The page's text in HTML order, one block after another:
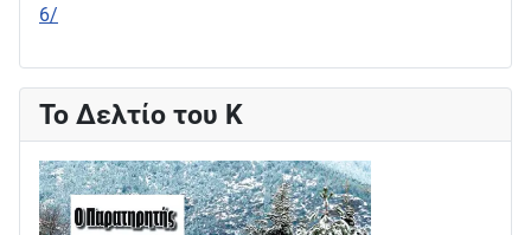
6/
Το Δελτίο του Κ